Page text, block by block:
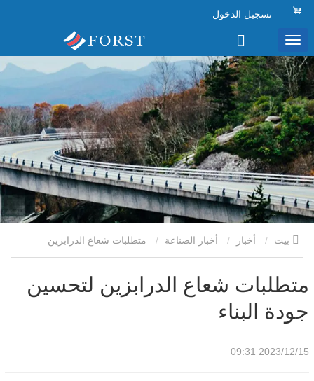
تسجيل الدخول
أخبار أخبار الصناعة متطلبات شعاع الدرابزين
لتحسين جودة البناء
متطلبات شعاع الدرابزين لتحسين
جودة البناء
2023/12/15 09:31